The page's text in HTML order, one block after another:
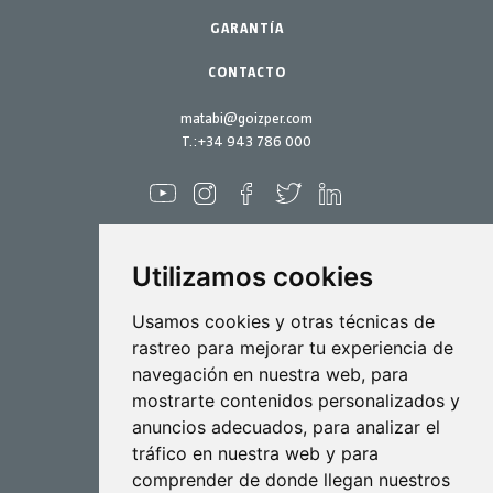
Utilizamos cookies
Usamos cookies y otras técnicas de
rastreo para mejorar tu experiencia de
navegación en nuestra web, para
mostrarte contenidos personalizados y
anuncios adecuados, para analizar el
tráfico en nuestra web y para
comprender de donde llegan nuestros
matabi@goizper.com
T.:+34 943 786 000
Pulverización
Biotecnología
Industrial
Kits mantenimiento
GARANTÍA
CONTACTO
Antigua, 4
20577 Antzuola (Gipuzkoa)